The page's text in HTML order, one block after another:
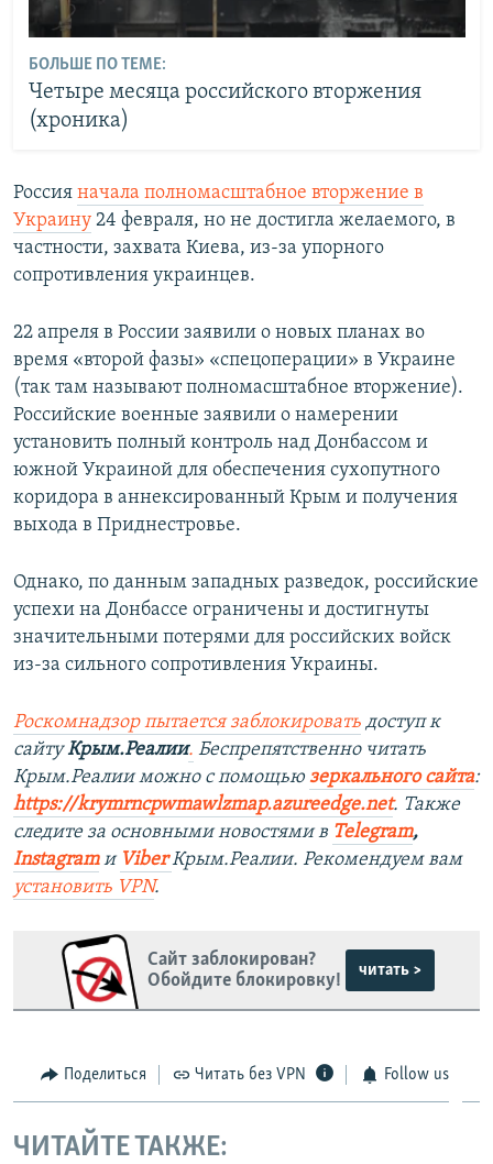
БОЛЬШЕ ПО ТЕМЕ:
Четыре месяца российского вторжения
(хроника)
Россия начала полномасштабное вторжение в
Украину 24 февраля, но не достигла желаемого, в
частности, захвата Киева, из-за упорного
сопротивления украинцев.
22 апреля в России заявили о новых планах во
время «второй фазы» «спецоперации» в Украине
(так там называют полномасштабное вторжение).
Российские военные заявили о намерении
установить полный контроль над Донбассом и
южной Украиной для обеспечения сухопутного
коридора в аннексированный Крым и получения
выхода в Приднестровье.
Однако, по данным западных разведок, российские
успехи на Донбассе ограничены и достигнуты
значительными потерями для российских войск
из-за сильного сопротивления Украины.
Роскомнадзор пытается заблокировать доступ к
сайтуКрым.Реалии. Беспрепятственно читать
Крым.Реалии можно с помощью зеркального сайта:
https://krymrncpwmawlzmap.azureedge.net. Также
следите за основными новостями в Telegram,
Instagram и ViberКрым.Реалии. Рекомендуем вам
установить VPN.
Сайт заблокирован?
Обойдите блокировку!
читать >
Поделиться Читать без VPN Follow us
ЧИТАЙТЕ ТАКЖЕ: